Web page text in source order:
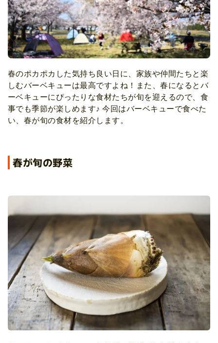
春のポカポカした気持ち良い日に、家族や仲間たちと楽
しむバーベキューは最高ですよね！また、春になるとバ
ーベキューにぴったりな食材たちが旬を迎えるので、食
事でも季節が楽しめます♪ 今回はバーベキューで食べた
い、春が旬の食材を紹介します。
春が旬の野菜